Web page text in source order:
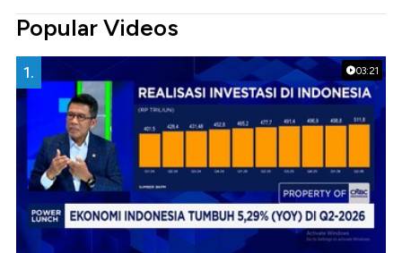
Popular Videos
03:21
1.